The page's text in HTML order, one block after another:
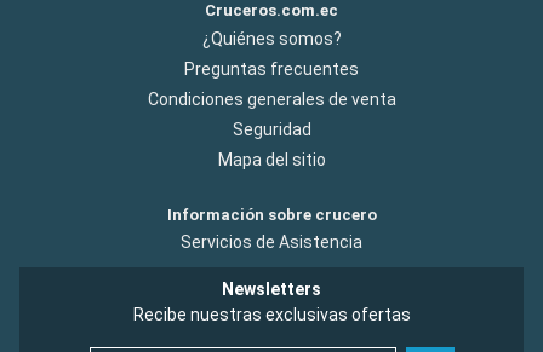
Cruceros.com.ec
¿Quiénes somos?
Preguntas frecuentes
Condiciones generales de venta
Seguridad
Mapa del sitio
Información sobre crucero
Servicios de Asistencia
Newsletters
Recibe nuestras exclusivas ofertas